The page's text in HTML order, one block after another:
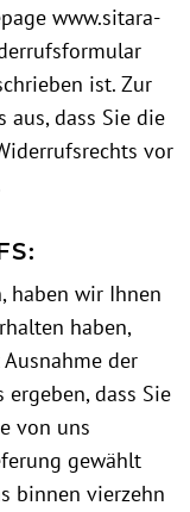
www.sitara-
ist. Zur
aus, dass Sie die
vor
haben wir Ihnen
haben,
der
dass Sie
von uns
gewählt
binnen vierzehn